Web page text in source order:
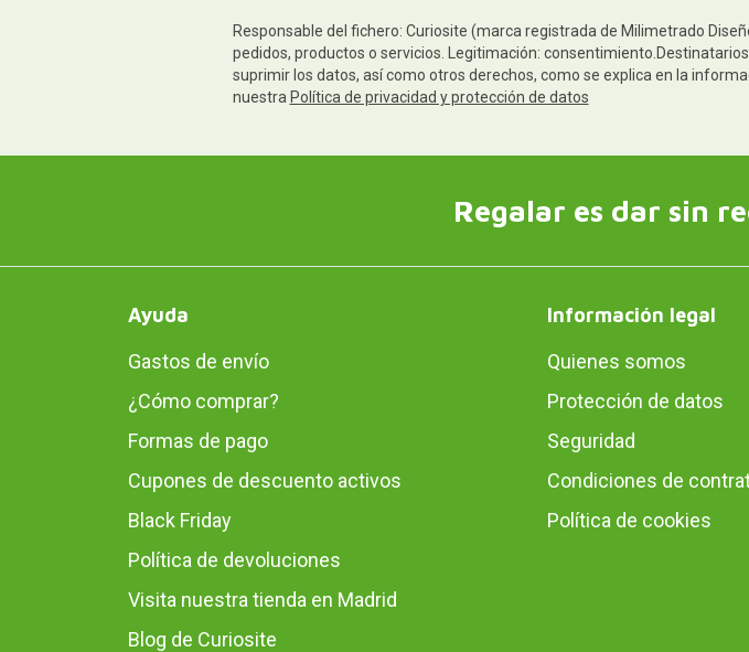
Responsable del fichero: Curiosite (marca registrada de Milimetrado
pedidos, productos o servicios. Legitimación:
suprimir los datos, así como otros derechos, como se explica en la
nuestra Política de privacidad y protección de datos
Regalar es dar sin
Ayuda
Gastos de envío
¿Cómo comprar?
Formas de pago
Cupones de descuento activos
Black Friday
Política de devoluciones
Visita nuestra tienda en Madrid
Blog de Curiosite
Información legal
Quienes somos
Protección de datos
Seguridad
Condiciones de
Política de cookies